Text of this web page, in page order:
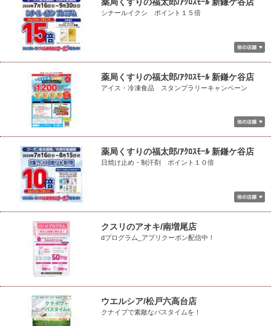
薬局くすりの福太郎/ｱｸﾛｽﾓｰﾙ 新鎌ケ谷店
シナールイクシ ポイント１５倍
薬局くすりの福太郎/ｱｸﾛｽﾓｰﾙ 新鎌ケ谷店
アイス・冷凍食品 スタンプラリーキャンペーン
薬局くすりの福太郎/ｱｸﾛｽﾓｰﾙ 新鎌ケ谷店
日焼け止め・制汗剤 ポイント１０倍
クスリのアオキ/南増尾店
dプログラム_アプリクーポン配信中！
ウエルシア/松戸六高台店
クナイプで素敵なバスタイムを！